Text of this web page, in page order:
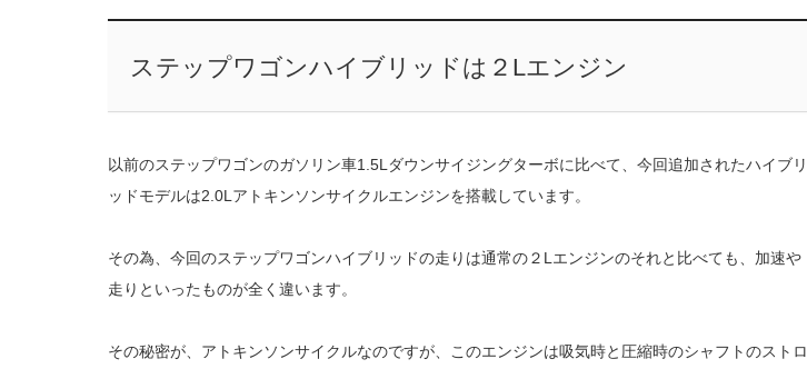
ステップワゴンハイブリッドは２Lエンジン
以前のステップワゴンのガソリン車1.5Lダウンサイジングターボに比べて、今回追加されたハイブリ
ッドモデルは2.0Lアトキンソンサイクルエンジンを搭載しています。
その為、今回のステップワゴンハイブリッドの走りは通常の２Lエンジンのそれと比べても、加速や
走りといったものが全く違います。
その秘密が、アトキンソンサイクルなのですが、このエンジンは吸気時と圧縮時のシャフトのストロ